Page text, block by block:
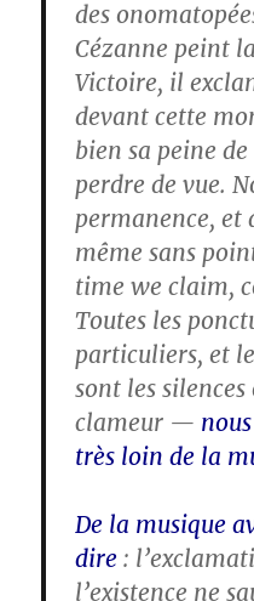
des
Cézanne peint
Victoire, il
devant cette
bien sa peine
perdre de vue.
permanence, et
même sans
time we claim,
Toutes les
particuliers, et
sont les
clameur —
très loin de la
De la musique
dire :
l’existence ne